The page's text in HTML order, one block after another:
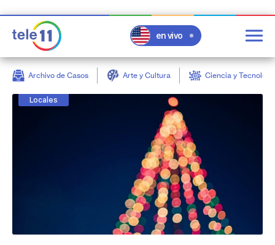
en vivo
Archivo de Casos Arte y Cultura Ciencia y
Locales
post